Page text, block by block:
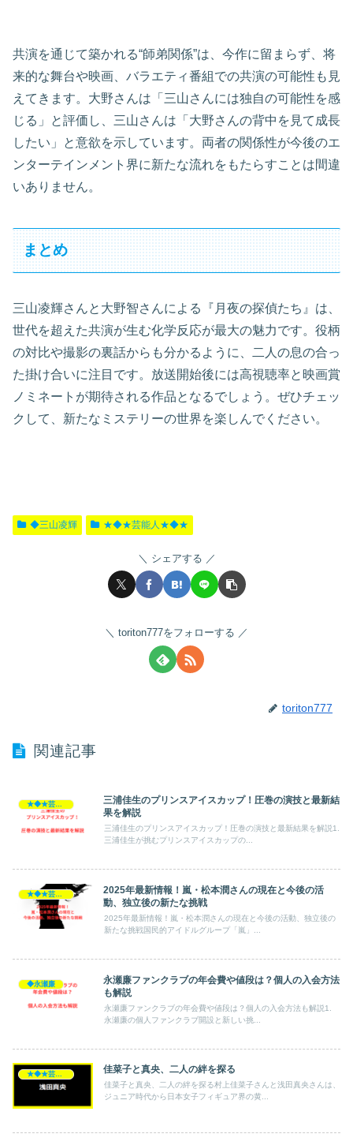
共演を通じて築かれる“師弟関係”は、今作に留まらず、将
来的な舞台や映画、バラエティ番組での共演の可能性も見
えてきます。大野さんは「三山さんには独自の可能性を感
じる」と評価し、三山さんは「大野さんの背中を見て成長
したい」と意欲を示しています。両者の関係性が今後のエ
ンターテインメント界に新たな流れをもたらすことは間違
いありません。
まとめ
三山凌輝さんと大野智さんによる『月夜の探偵たち』は、
世代を超えた共演が生む化学反応が最大の魅力です。役柄
の対比や撮影の裏話からも分かるように、二人の息の合っ
た掛け合いに注目です。放送開始後には高視聴率と映画賞
ノミネートが期待される作品となるでしょう。ぜひチェッ
クして、新たなミステリーの世界を楽しんでください。
◆三山凌輝 ★◆★芸能人★◆★
シェアする
toriton777をフォローする
toriton777
関連記事
三浦佳生のプリンスアイスカップ！圧巻の演技と最新結
果を解説
三浦佳生のプリンスアイスカップ！圧巻の演技と最新結果を解説1.
三浦佳生が挑むプリンスアイスカップの...
2025年最新情報！嵐・松本潤さんの現在と今後の活
動、独立後の新たな挑戦
2025年最新情報！嵐・松本潤さんの現在と今後の活動、独立後の
新たな挑戦国民的アイドルグループ「嵐」...
◆永瀬廉
永瀬廉ファンクラブの年会費や値段は？個人の入会方法
も解説
永瀬廉ファンクラブの年会費や値段は？個人の入会方法も解説1.
永瀬廉の個人ファンクラブ開設と新しい挑...
佳菜子と真央、二人の絆を探る
佳菜子と真央、二人の絆を探る村上佳菜子さんと浅田真央さんは、
ジュニア時代から日本女子フィギュア界の黄...